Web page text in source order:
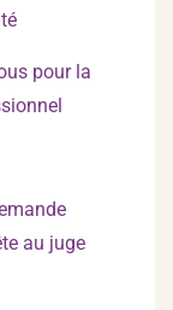
pour la
au juge